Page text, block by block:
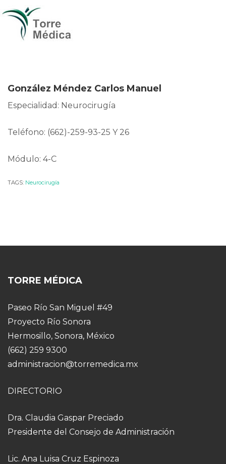
González Méndez Carlos Manuel
Especialidad: Neurocirugía
Teléfono: (662)-259-93-25 Y 26
Módulo: 4-C
TAGS: Neurocirugía
TORRE MÉDICA
Paseo Río San Miguel #49
Proyecto Río Sonora
Hermosillo, Sonora, México
(662) 259 9300
administracion@torremedica.mx
DIRECTORIO
Dra. Claudia Gaspar Preciado
Presidente del Consejo de Administración
Lic. Ana Luisa Cruz Espinoza